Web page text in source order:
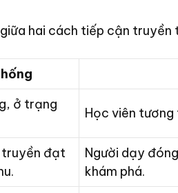
hai cách tiếp cận
ở trạng
Học viên
truyền đạt
Người dạy
khám phá.